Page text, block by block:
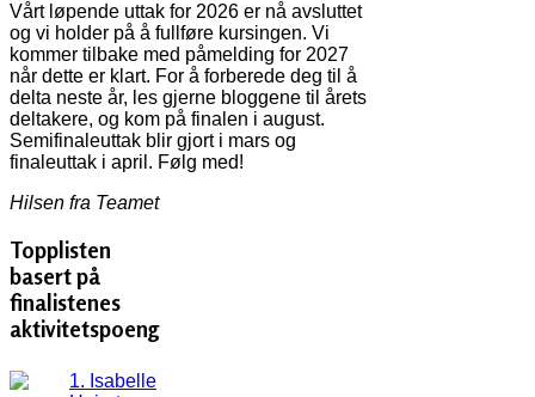
Vårt løpende uttak for 2026 er nå avsluttet
og vi holder på å fullføre kursingen. Vi
kommer tilbake med påmelding for 2027
når dette er klart. For å forberede deg til å
delta neste år, les gjerne bloggene til årets
deltakere, og kom på finalen i august.
Semifinaleuttak blir gjort i mars og
finaleuttak i april. Følg med!
Hilsen fra Teamet
Topplisten
basert på
finalistenes
aktivitetspoeng
1. Isabelle